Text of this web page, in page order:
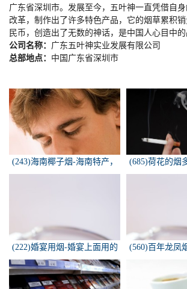
广东省深圳市。发展至今，五叶神一直凭借自
改革，制作出了许多特色产品，它的烟草累积
民币，创造出了无数的神话，是中国人心目中的
公司名称： 广东五叶神实业发展有限公司
总部地点： 中国广东省深圳市
(243)海南椰子烟-海南特产，
椰子香烟，槟榔香烟，叶子包
(685)荷花的烟
花烟多
(222)婚宴用烟-婚宴上面用的
烟是怎样的
(560)百年龙凤